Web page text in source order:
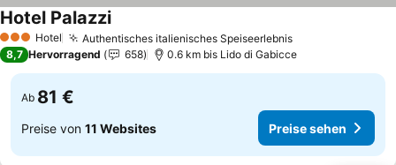
3 SterneHotel Authentisches italienisches SpeiseerlebnisPreise sehen
Hotel PalazziPreise sehen
8,7 Hervorragend 658 0.6 km bis Lido di Gabicce
Ab 81 €
Preise von 11 Websites Preise sehen